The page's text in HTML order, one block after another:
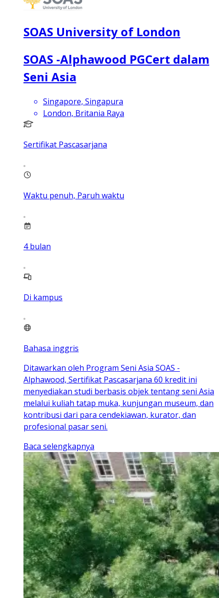
SOAS University of London
SOAS -Alphawood PGCert dalam
Seni Asia
Singapore, Singapura
London, Britania Raya
Sertifikat Pascasarjana
Waktu penuh, Paruh waktu
4 bulan
Di kampus
Bahasa inggris
Ditawarkan oleh Program Seni Asia SOAS -
Alphawood, Sertifikat Pascasarjana 60 kredit ini
menyediakan studi berbasis objek tentang seni Asia
melalui kuliah tatap muka, kunjungan museum, dan
kontribusi dari para cendekiawan, kurator, dan
profesional pasar seni.
Baca selengkapnya